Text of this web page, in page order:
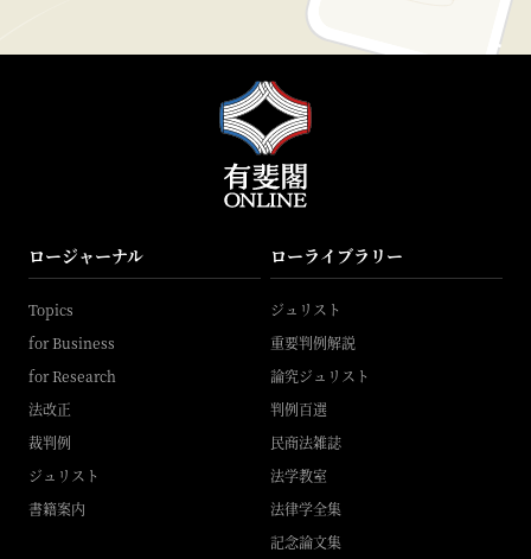
ロージャーナル
Topics
for Business
for Research
法改正
裁判例
ジュリスト
書籍案内
ローライブラリー
ジュリスト
重要判例解説
論究ジュリスト
判例百選
民商法雑誌
法学教室
法律学全集
記念論文集